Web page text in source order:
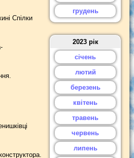
Спілки
грудень
2023 рік
січень
лютий
березень
квітень
травень
червень
липень